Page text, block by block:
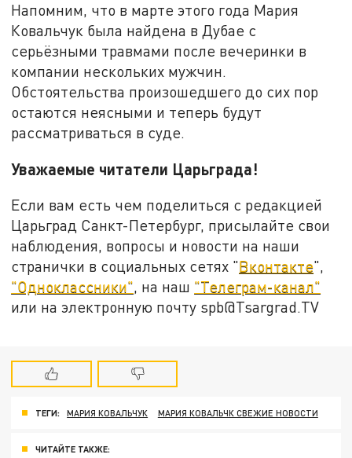
Напомним, что в марте этого года Мария
Ковальчук была найдена в Дубае с
серьёзными травмами после вечеринки в
компании нескольких мужчин.
Обстоятельства произошедшего до сих пор
остаются неясными и теперь будут
рассматриваться в суде.
Уважаемые читатели Царьграда!
Если вам есть чем поделиться с редакцией
Царьград Санкт-Петербург, присылайте свои
наблюдения, вопросы и новости на наши
странички в социальных сетях "Вконтакте",
"Одноклассники", на наш "Телеграм-канал"
или на электронную почту spb@Tsargrad.TV
ТЕГИ: МАРИЯ КОВАЛЬЧУК МАРИЯ КОВАЛЬЧК СВЕЖИЕ НОВОСТИ
ЧИТАЙТЕ ТАКЖЕ: